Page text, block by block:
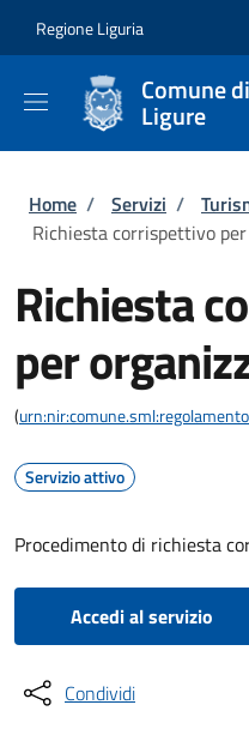
Regione Liguria
Comune
Ligure
Briciole di
Home / Servizi /
Richiesta corrispettivo
Richiesta
per
(
Servizio attivo
Procedimento di richiesta
Accedi al servizio
Condividi